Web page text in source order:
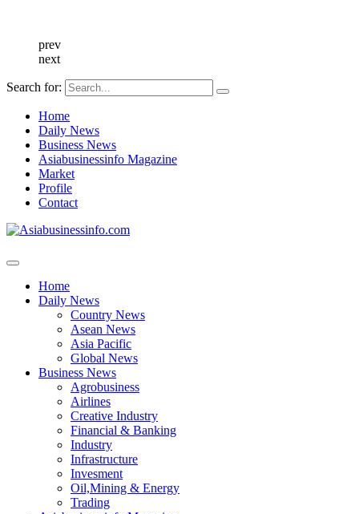
prev
next
Search for:
Home
Daily News
Business News
Asiabusinessinfo Magazine
Market
Profile
Contact
Home
Daily News
Country News
Asean News
Asia Pacific
Global News
Business News
Agrobusiness
Airlines
Creative Industry
Financial & Banking
Industry
Infrastructure
Invesment
Oil,Mining & Energy
Trading